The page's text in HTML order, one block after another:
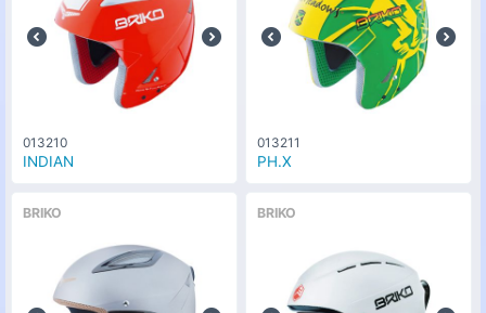
013210
INDIAN
013211
PH.X
BRIKO BRIKO